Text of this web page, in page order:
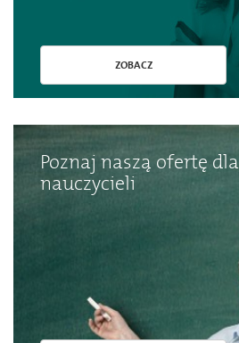
ZOBACZ
Poznaj naszą ofertę dla
nauczycieli